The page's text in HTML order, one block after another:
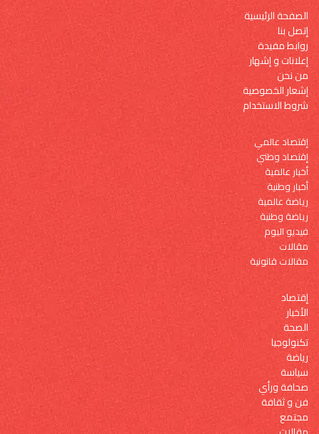
الصفحة الرئيسية
إتصل بنا
روابط مفيدة
إعلانات و إشهار
من نحن
إشعار الخصوصية
شروط الاستخدام
إقتصاد عالمي
إقتصاد وطني
أخبار عالمية
أخبار وطنية
رياضة عالمية
رياضة وطنية
فيديو اليوم
مقالات
مقالات قانونية
إقتصاد
الأخبار
الصحة
تكنولوجيا
رياضة
سياسة
صحافة ورأي
فن و ثقافة
مجتمع